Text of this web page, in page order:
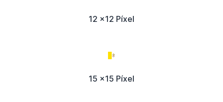
12 x12 Píxel
15 x15 Píxel